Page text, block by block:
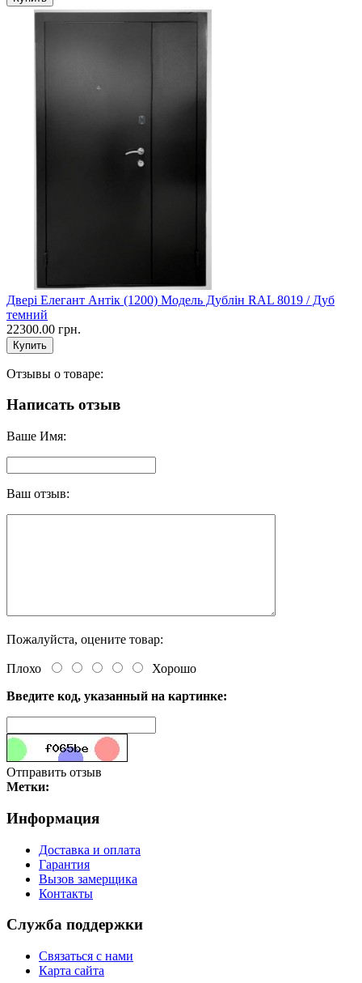
Двері Елегант Антік (1200) Модель Дублін RAL 8019 / Дуб
темний
22300.00 грн.
Отзывы о товаре:
Написать отзыв
Ваше Имя:
Ваш отзыв:
Пожалуйста, оцените товар:
Плохо
Хорошо
Введите код, указанный на картинке:
Отправить отзыв
Метки:
Информация
Доставка и оплата
Гарантия
Вызов замерщика
Контакты
Служба поддержки
Связаться с нами
Карта сайта